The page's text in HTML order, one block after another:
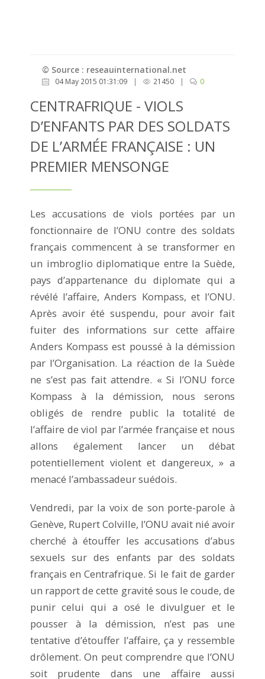
© Source : reseauinternational.net
04 May 2015 01:31:09 | 21450 | 0
CENTRAFRIQUE - VIOLS
D’ENFANTS PAR DES SOLDATS
DE L’ARMÉE FRANÇAISE : UN
PREMIER MENSONGE
Les accusations de viols portées par un
fonctionnaire de l’ONU contre des soldats
français commencent à se transformer en
un imbroglio diplomatique entre la Suède,
pays d’appartenance du diplomate qui a
révélé l’affaire, Anders Kompass, et l’ONU.
Après avoir été suspendu, pour avoir fait
fuiter des informations sur cette affaire
Anders Kompass est poussé à la démission
par l’Organisation. La réaction de la Suède
ne s’est pas fait attendre. « Si l’ONU force
Kompass à la démission, nous serons
obligés de rendre public la totalité de
l’affaire de viol par l’armée française et nous
allons également lancer un débat
potentiellement violent et dangereux, » a
menacé l’ambassadeur suédois.
Vendredi, par la voix de son porte-parole à
Genève, Rupert Colville, l’ONU avait nié avoir
cherché à étouffer les accusations d’abus
sexuels sur des enfants par des soldats
français en Centrafrique. Si le fait de garder
un rapport de cette gravité sous le coude, de
punir celui qui a osé le divulguer et le
pousser à la démission, n’est pas une
tentative d’étouffer l’affaire, ça y ressemble
drôlement. On peut comprendre que l’ONU
soit prudente dans une affaire aussi